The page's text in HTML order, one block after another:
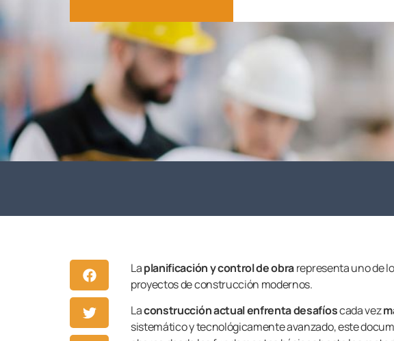
Laplanificación y control de obrarepresenta uno de
proyectos de construcción modernos.
Laconstrucción actual enfrenta desafíoscada vez
sistemático y tecnológicamente avanzado, este